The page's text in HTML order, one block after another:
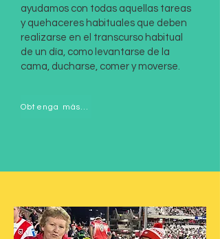
ayudamos con todas aquellas tareas
y quehaceres habituales que deben
realizarse en el transcurso habitual
de un día, como levantarse de la
cama, ducharse, comer y moverse.